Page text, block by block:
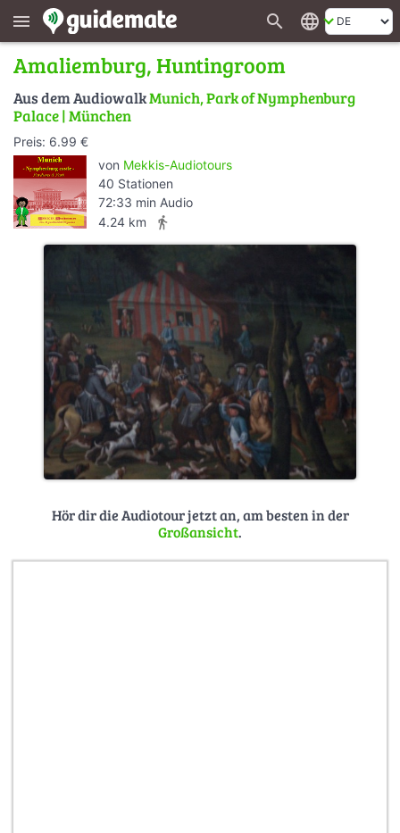
menu search language
Amaliemburg, Huntingroom
Aus dem AudiowalkMunich, Park of Nymphenburg
Palace | München
Preis: 6.99 €
von Mekkis-Audiotours
40 Stationen
72:33 min Audio
4.24 km
directions_walk
Hör dir die Audiotour jetzt an, am besten in der
Großansicht.